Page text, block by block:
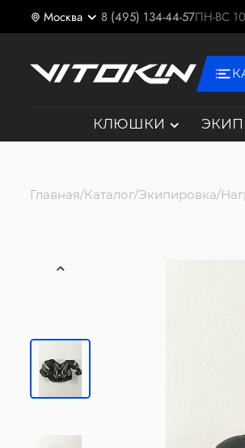
Москва 8 (495) 134-44-57ПН-ВС
КЛЮШКИ
Главная Каталог Экипировка